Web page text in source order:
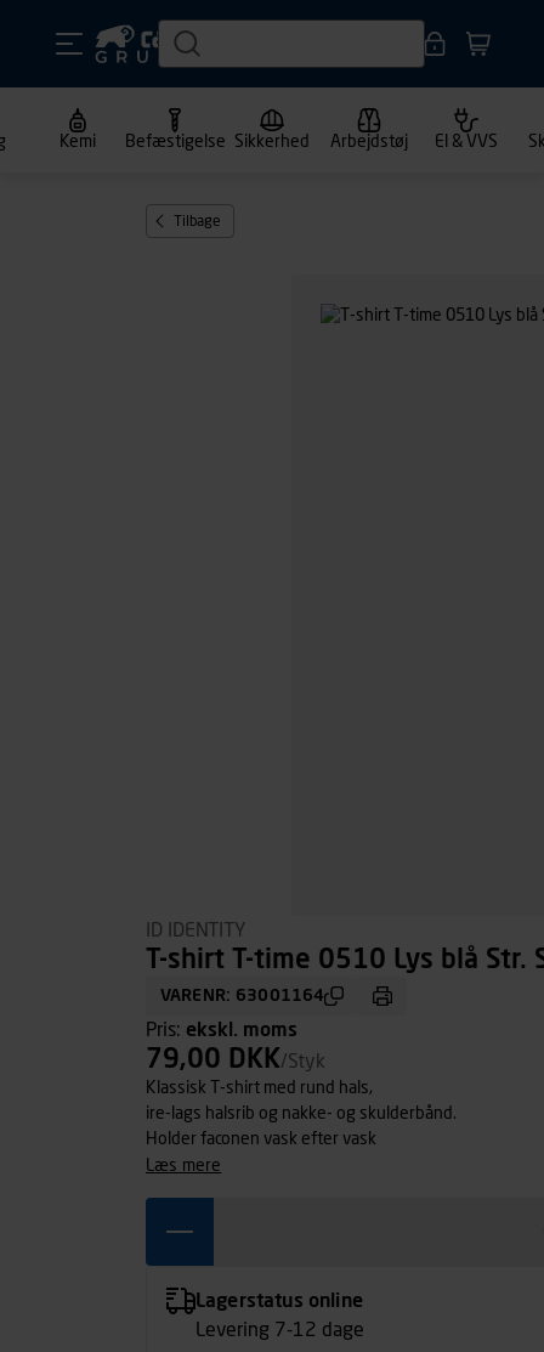
Kemi Befæstigelse Sikkerhed Arbejdstøj El & VVS
Tilbage
ID IDENTITY
T-shirt T-time 0510 Lys blå Str.
VARENR: 63001164
Pris: ekskl. moms
79,00 DKK/Styk
Klassisk T-shirt med rund hals,
ire-lags halsrib og nakke- og skulderbånd.
Holder faconen vask efter vask
læs mere
Lagerstatus online
Levering 7-12 dage